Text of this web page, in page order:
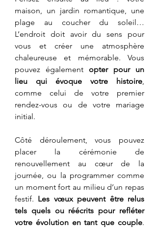
maison, un jardin romantique, une
plage au coucher du soleil…
L’endroit doit avoir du sens pour
vous et créer une atmosphère
chaleureuse et mémorable. Vous
pouvez également opter pour un
lieu qui évoque votre histoire,
comme celui de votre premier
rendez-vous ou de votre mariage
initial.
Côté déroulement, vous pouvez
placer la cérémonie de
renouvellement au cœur de la
journée, ou la programmer comme
un moment fort au milieu d’un repas
festif. Les vœux peuvent être relus
tels quels ou réécrits pour refléter
votre évolution en tant que couple.